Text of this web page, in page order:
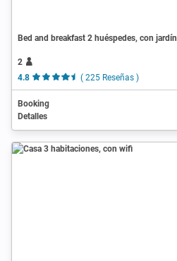
Bed and breakfast 2 huéspedes, con jardín
2
4.8
( 225 Reseñas )
Booking
Detalles